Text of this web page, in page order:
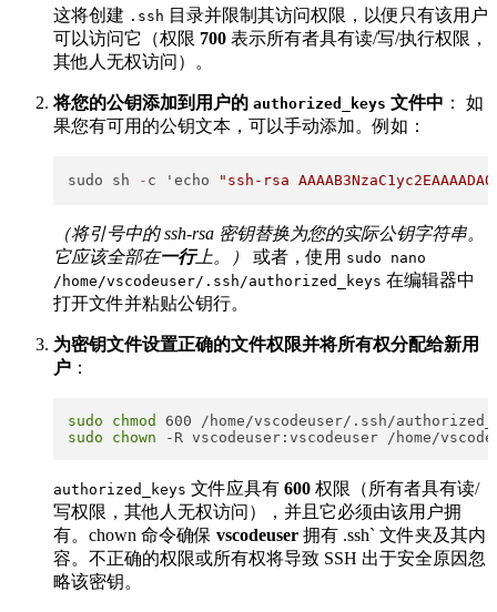
这将创建 .ssh ​ 目录并限制其访问权限，以便只有该用户
可以访问它（权限 700 表示所有者具有读/写/执行权限，
其他人无权访问）。
将您的公钥添加到用户的 authorized_keys 文件中 ： 如
果您有可用的公钥文本，可以手动添加。例如：
sudo sh - c 'echo "ssh-rsa
（将引号中的 ssh-rsa 密钥替换为您的实际公钥字符串。
它应该全部在一行上。） 或者，使用 sudo nano
/home/vscodeuser/.ssh/authorized_keys ​ 在编辑器中
打开文件并粘贴公钥行。
为密钥文件设置正确的文件权限并将所有权分配给新用
户 ：
sudo
chmod
sudo
chown
authorized_keys ​ 文件应具有 600 权限（所有者具有读/
写权限，其他人无权访问），并且它必须由该用户拥
有。chown 命令确保 vscodeuser 拥有 .ssh` 文件夹及其内
容。不正确的权限或所有权将导致 SSH 出于安全原因忽
略该密钥。